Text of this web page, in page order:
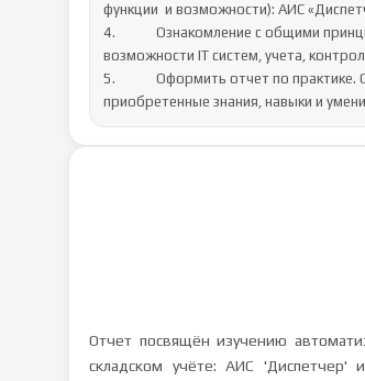
функции  и возможности): АИС
4.		Ознакомление с общими принципами организации учета, контроля на предприятии (изучить  функции,
возможности IT систем, учета,
5.		Оформить отчет по практике. Следует обобщить полученную информацию, сформулировать закрепленные и
приобретенные знания, навыки и
Отчет посвящён изучению
складском учёте: АИС 'Диспетчер'